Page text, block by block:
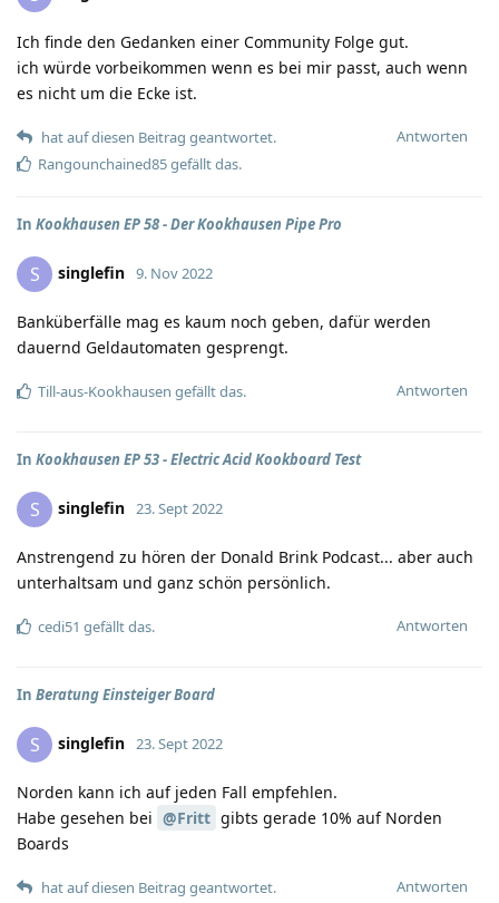
Ich finde den Gedanken einer Community Folge gut.
ich würde vorbeikommen wenn es bei mir passt, auch wenn
es nicht um die Ecke ist.
Antworten
hat auf diesen Beitrag geantwortet.
Rangounchained85gefällt das.
In Kookhausen EP 58 - Der Kookhausen Pipe Pro
S singlefin 9. Nov 2022
Banküberfälle mag es kaum noch geben, dafür werden
dauernd Geldautomaten gesprengt.
Antworten
Till-aus-Kookhausen gefällt das.
In Kookhausen EP 53 - Electric Acid Kookboard Test
S singlefin 23. Sept 2022
Anstrengend zu hören der Donald Brink Podcast... aber auch
unterhaltsam und ganz schön persönlich.
Antworten
cedi51 gefällt das.
In Beratung Einsteiger Board
S singlefin 23. Sept 2022
Norden kann ich auf jeden Fall empfehlen.
Habe gesehen bei @Fritt gibts gerade 10% auf Norden
Boards
Antworten
hat auf diesen Beitrag geantwortet.